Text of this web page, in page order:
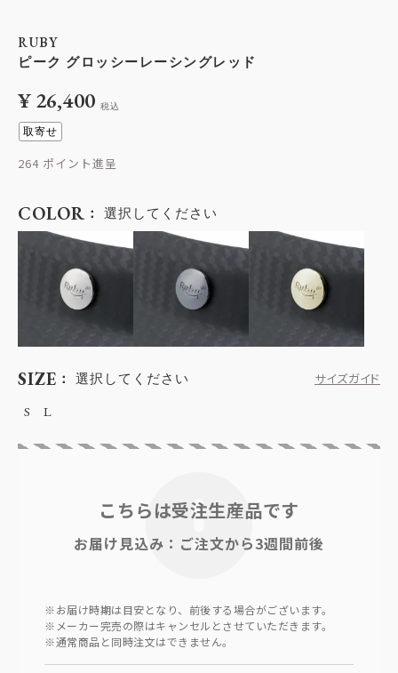
RUBY
ピーク グロッシーレーシングレッド
¥26,400 税込
取寄せ
264
SIZE 選択してください
サイズガイド
S
L
COLOR 選択してください
こちらは受注生産品です
お届け見込み：ご注文から3週間前後
※お届け時期は目安となり、前後する場合がございます。
※メーカー完売の際はキャンセルとさせていただきます。
※通常商品と同時注文はできません。